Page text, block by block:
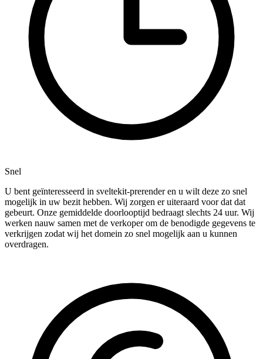
Snel
U bent geïnteresseerd in sveltekit-prerender en u wilt deze zo snel
mogelijk in uw bezit hebben. Wij zorgen er uiteraard voor dat dat
gebeurt. Onze gemiddelde doorlooptijd bedraagt slechts 24 uur. Wij
werken nauw samen met de verkoper om de benodigde gegevens te
verkrijgen zodat wij het domein zo snel mogelijk aan u kunnen
overdragen.